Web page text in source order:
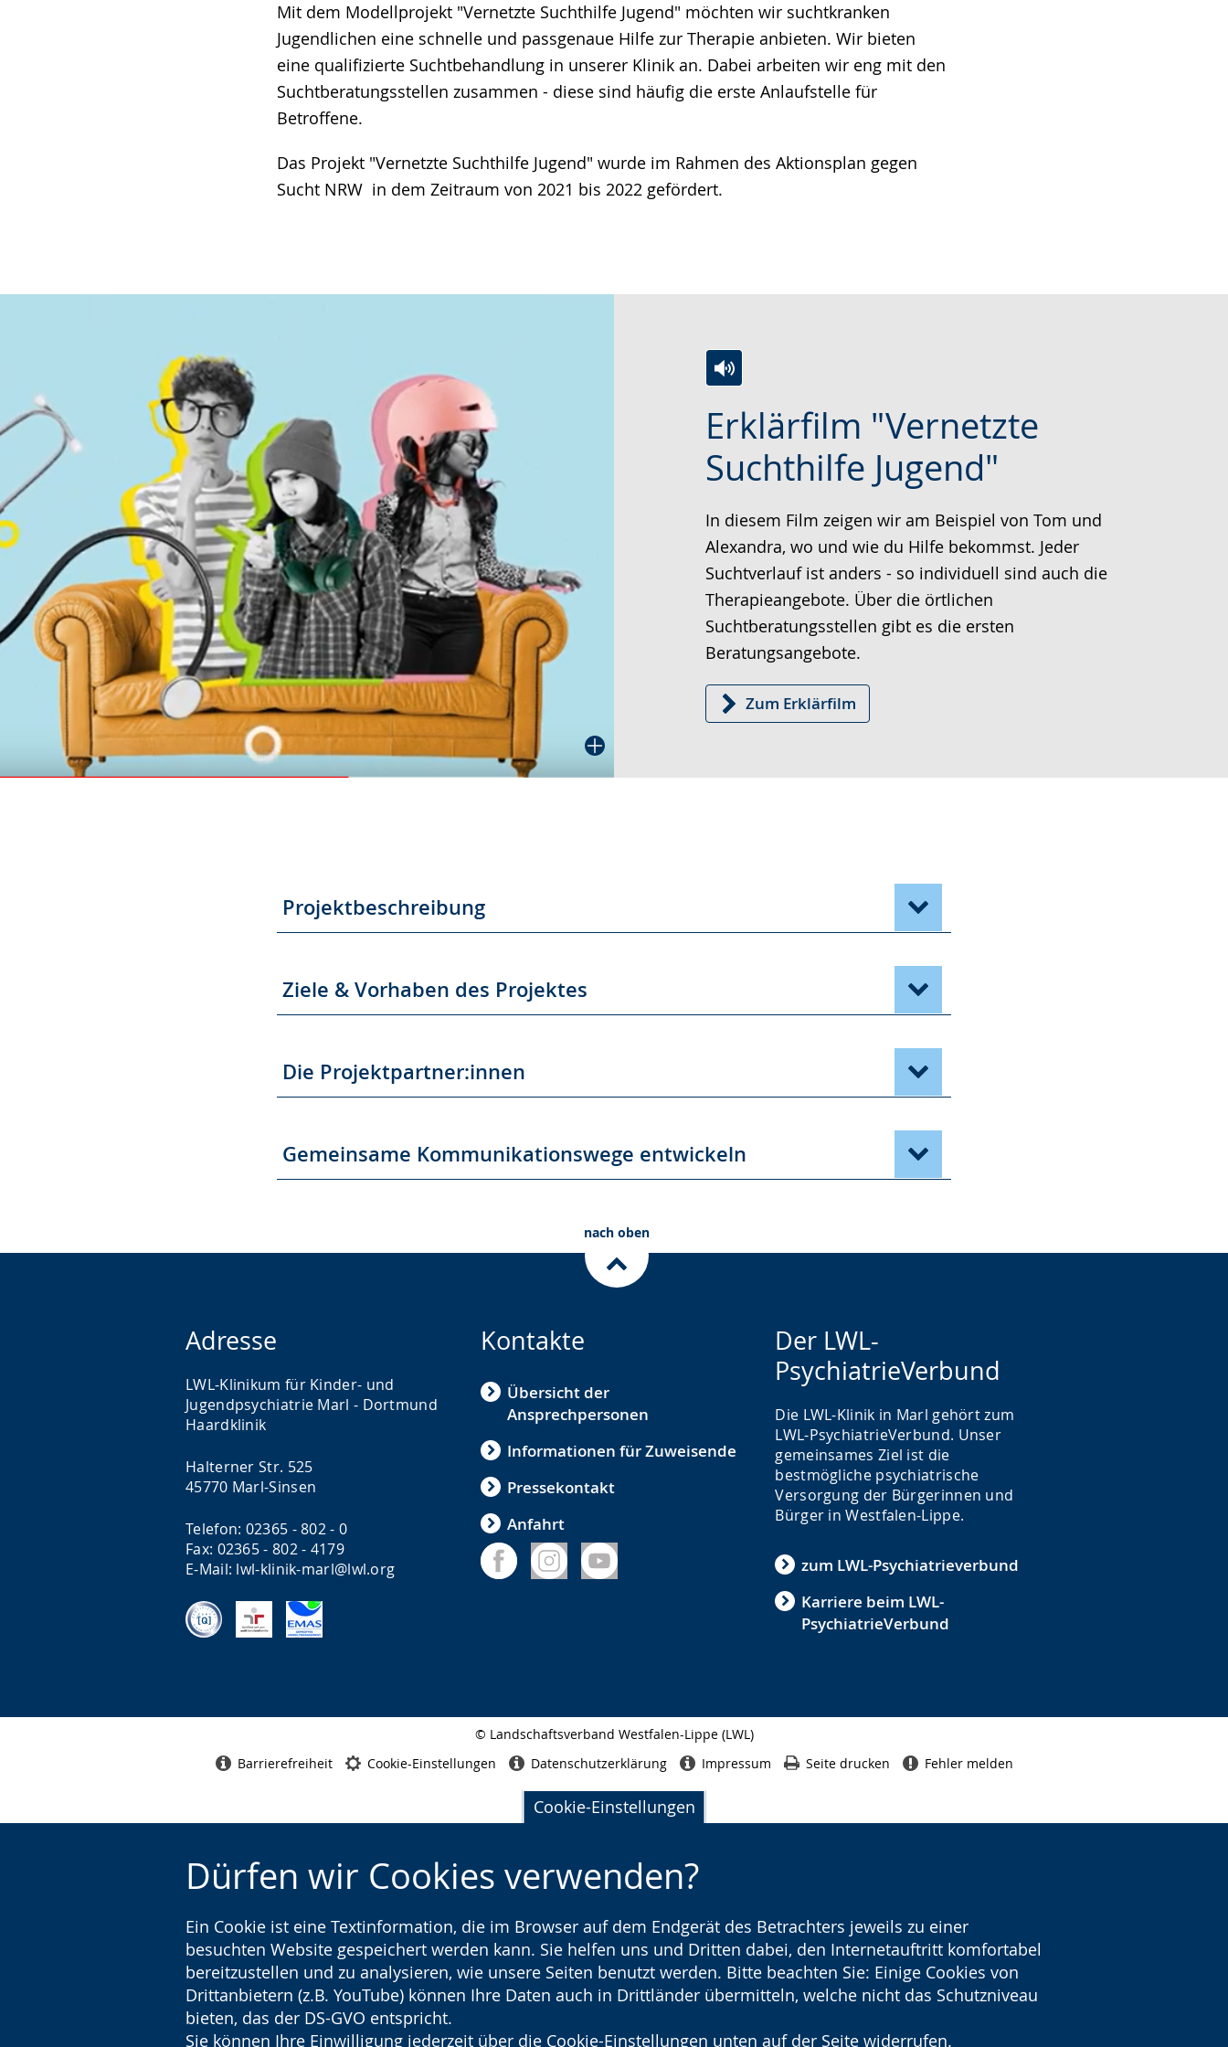
Cookie-Einstellungen
Dürfen wir Cookies verwenden?
Ein Cookie ist eine Textinformation, die im Browser auf dem Endgerät des Betrachters jeweils zu einer
besuchten Website gespeichert werden kann. Sie helfen uns und Dritten dabei, den Internetauftritt komfortabel
bereitzustellen und zu analysieren, wie unsere Seiten benutzt werden. Bitte beachten Sie: Einige Cookies von
Drittanbietern (z.B. YouTube) können Ihre Daten auch in Drittländer übermitteln, welche nicht das Schutzniveau
bieten, das der DS-GVO entspricht.
Sie können Ihre Einwilligung jederzeit über die Cookie-Einstellungen unten auf der Seite widerrufen.
Mit dem Modellprojekt "Vernetzte Suchthilfe Jugend" möchten wir suchtkranken
Jugendlichen eine schnelle und passgenaue Hilfe zur Therapie anbieten. Wir bieten
eine qualifizierte Suchtbehandlung in unserer Klinik an. Dabei arbeiten wir eng mit den
Suchtberatungsstellen zusammen - diese sind häufig die erste Anlaufstelle für
Betroffene.
Das Projekt "Vernetzte Suchthilfe Jugend" wurde im Rahmen des Aktionsplan gegen
Sucht NRW in dem Zeitraum von 2021 bis 2022 gefördert.
wechseln.
Deutscher
Gebärdensprache
wird
angezeigt.
Erklärfilm "Vernetzte
Suchthilfe Jugend"
In diesem Film zeigen wir am Beispiel von Tom und
Alexandra, wo und wie du Hilfe bekommst. Jeder
Suchtverlauf ist anders - so individuell sind auch die
Therapieangebote. Über die örtlichen
Suchtberatungsstellen gibt es die ersten
Beratungsangebote.
Zum Erklärfilm
Leichten
Sprache
wechseln.
Audio-
Unterstützung.
Video
in
Deutscher
wird
angezeigt.
Projektbeschreibung
Ziele & Vorhaben des Projektes
Die Projektpartner:innen
Gemeinsame Kommunikationswege entwickeln
nach oben
Adresse
LWL-Klinikum für Kinder- und
Jugendpsychiatrie Marl - Dortmund
Haardklinik
Halterner Str. 525
45770 Marl-Sinsen
Telefon: 02365 - 802 - 0
Fax: 02365 - 802 - 4179
E-Mail: lwl-klinik-marl@lwl.org
Kontakte
Übersicht der
Ansprechpersonen
Informationen für Zuweisende
Pressekontakt
Anfahrt
Der LWL-
PsychiatrieVerbund
Die LWL-Klinik in Marl gehört zum
LWL-PsychiatrieVerbund. Unser
gemeinsames Ziel ist die
bestmögliche psychiatrische
Versorgung der Bürgerinnen und
Bürger in Westfalen-Lippe.
zum LWL-Psychiatrieverbund
Karriere beim LWL-
PsychiatrieVerbund
© Landschaftsverband Westfalen-Lippe (LWL)
Barrierefreiheit Cookie-Einstellungen Datenschutzerklärung Impressum Seite drucken Fehler melden